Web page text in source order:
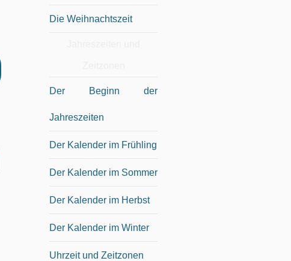
Die Weihnachtszeit
Der Beginn der
Jahreszeiten
Der Kalender im Frühling
Der Kalender im Sommer
Der Kalender im Herbst
Der Kalender im Winter
Uhrzeit und Zeitzonen